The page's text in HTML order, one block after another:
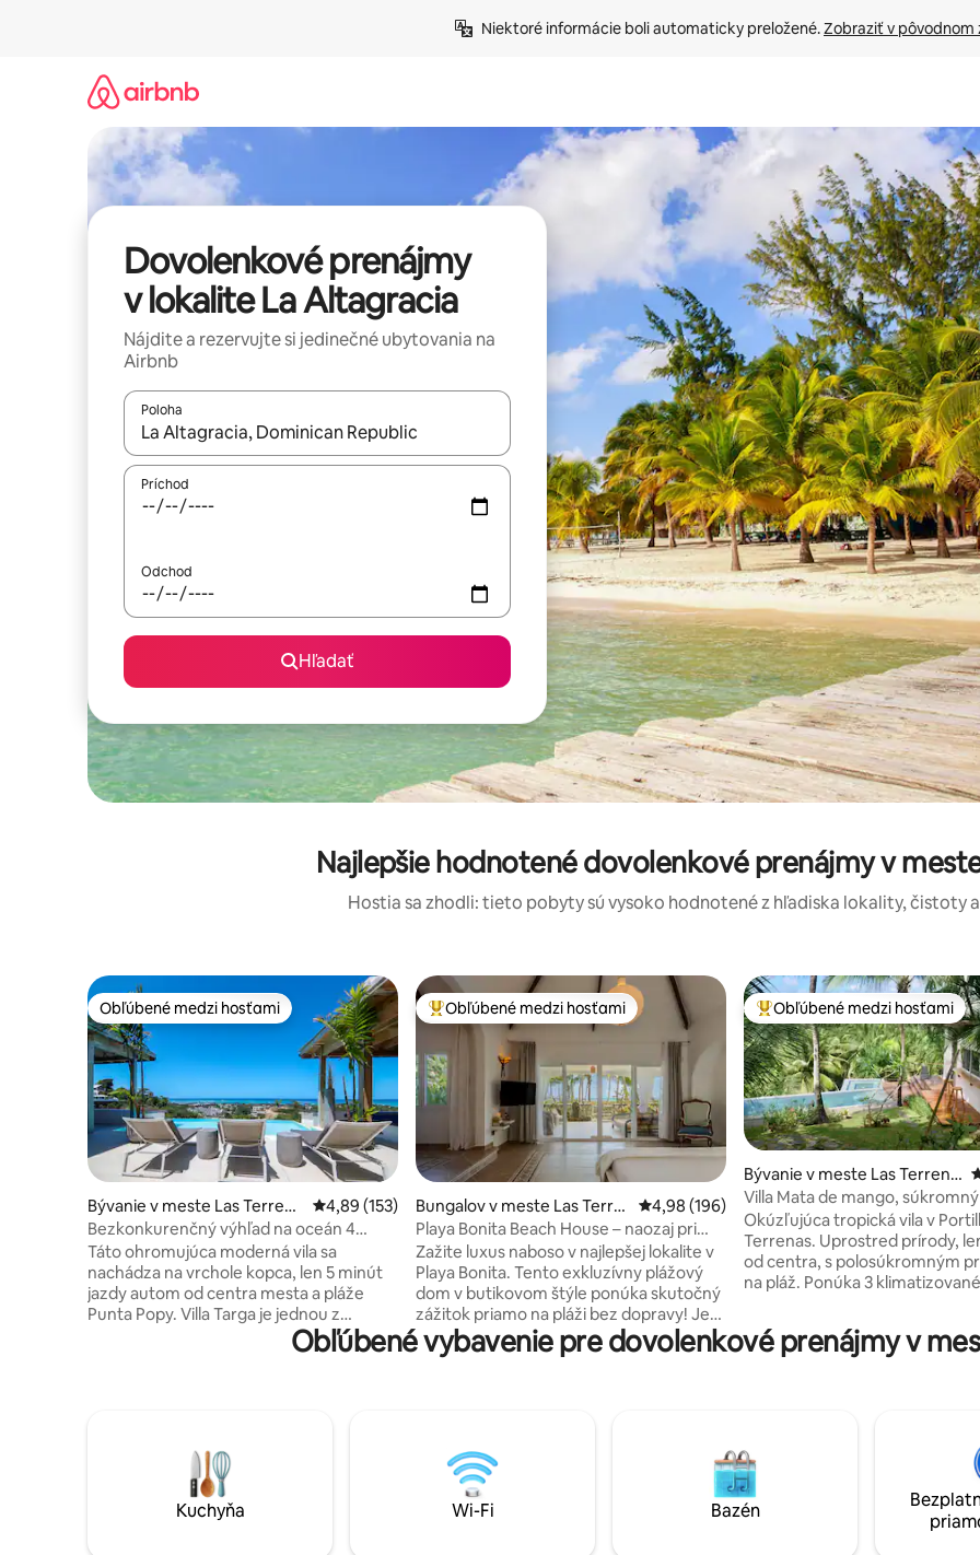
Niektoré informácie boli automaticky preložené. Zobraziť v pôvodnom
Dovolenkové prenájmy
v lokalite La Altagracia
Nájdite a rezervujte si jedinečné ubytovania na
Airbnb
Poloha
Keď budú výsledky k dispozícii, môžete si ich prechádzať pomocou klávesov so šípkami nahor a nadol alebo ich
Príchod
Odchod
Hľadať
Najlepšie hodnotené dovolenkové prenájmy v
Hostia sa zhodli: tieto pobyty sú vysoko hodnotené z hľadiska lokality, čistoty
Obľúbené medzi hosťami
Obľúbené medzi hosťami
Bývanie v meste Las Terrena
s
Priemerné ohodnotenie 4,89 z 5, počet hodnotení: 153
4,89 (153)
Bezkonkurenčný výhľad na oceán 4
minúty na pláž - Pickleball
Táto ohromujúca moderná vila sa
nachádza na vrchole kopca, len 5 minút
jazdy autom od centra mesta a pláže
Punta Popy. Villa Targa je jednou z
najväčších víl v tejto oblasti s rozlohou
Klimatizácia a televízor v spálňach
Zabezpečená rezidencia s
bezpečnostnými kamerami Elektrická
energia sa účtuje samostatne. Nočné
Najobľúbenejšie medzi hosťami
Obľúbené medzi hosťami
Bungalov v meste Las Terre
nas
Priemerné ohodnotenie 4,98 z 5, počet
4,98 (196)
Playa Bonita Beach House – naozaj pri
oceáne!
Zažite luxus naboso v najlepšej lokalite v
Playa Bonita. Tento exkluzívny plážový
dom v butikovom štýle ponúka skutočný
zážitok priamo na pláži bez dopravy! Je
určený pre 1 pár alebo rodinu (max. 4
osoby) a kombinuje moderné pohodlie s
ležadlom a grilom, a to všetko s
výhľadom na oceán. Vysokorýchlostné
Wi-Fi pripojenie, moderná kuchyňa s
umývačkou riadu + Netflix pre dokonalý
Najobľúbenejšie medzi hosťami
Obľúbené medzi hosťami
Bývanie v meste Las Terrena
s
Villa Mata de mango,
Las Terrenas
Okúzľujúca tropická vila v
Terrenas. Uprostred prírody,
od centra, s polosúkromným
na pláž. Ponúka 3
obývaciu izbu. Vonku si
nádherný bazén s
tenisovými kurtmi, Wi-Fi,
televízorom, parkovaním a
každodenným upratovaním.
raj čaká!
Obľúbené vybavenie pre dovolenkové prenájmy v
Kuchyňa Wi-Fi Bazén